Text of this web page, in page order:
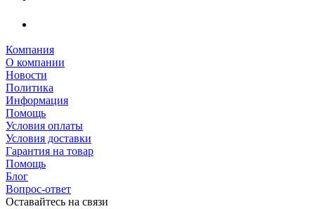
Компания
О компании
Новости
Политика
Информация
Помощь
Условия оплаты
Условия доставки
Гарантия на товар
Помощь
Блог
Вопрос-ответ
Оставайтесь на связи